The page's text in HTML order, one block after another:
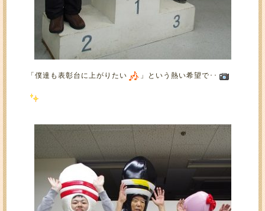
「僕達も表彰台に上がりたい 」という熱い希望で･･